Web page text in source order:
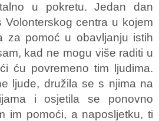
u pokretu. Jedan dan
Volonterskog centra u kojem
za pomoć u obavljanju istih
kad ne mogu više raditi u
ću povremeno tim ljudima.
ljude, družila se s njima na
i osjetila se ponovno
im pomoći, a naposljetku, ti